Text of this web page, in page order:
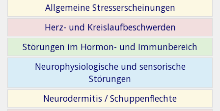
Allgemeine Stresserscheinungen
Herz- und Kreislaufbeschwerden
Störungen im Hormon- und Immunbereich
Neurophysiologische und sensorische
Störungen
Neurodermitis / Schuppenflechte